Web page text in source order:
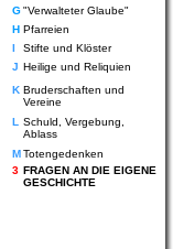
G"Verwalteter Glaube"
H Pfarreien
I
Stifte und Klöster
J Heilige und Reliquien
K Bruderschaften und
Vereine
L
Schuld, Vergebung,
Ablass
MTotengedenken
3 FRAGEN AN DIE EIGENE
GESCHICHTE